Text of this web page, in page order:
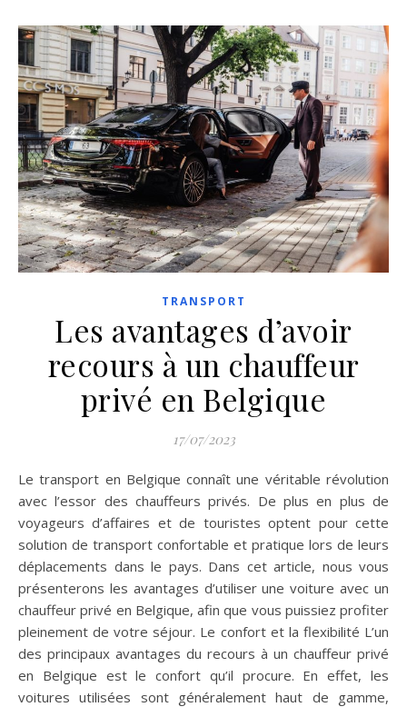
TRANSPORT
Les avantages d’avoir
recours à un chauffeur
privé en Belgique
17/07/2023
Le transport en Belgique connaît une véritable révolution
avec l’essor des chauffeurs privés. De plus en plus de
voyageurs d’affaires et de touristes optent pour cette
solution de transport confortable et pratique lors de leurs
déplacements dans le pays. Dans cet article, nous vous
présenterons les avantages d’utiliser une voiture avec un
chauffeur privé en Belgique, afin que vous puissiez profiter
pleinement de votre séjour. Le confort et la flexibilité L’un
des principaux avantages du recours à un chauffeur privé
en Belgique est le confort qu’il procure. En effet, les
voitures utilisées sont généralement haut de gamme,